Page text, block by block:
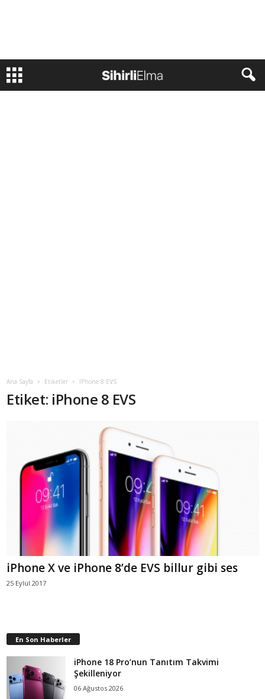
Ana Sayfa Etiketler IPhone 8 EVS
Etiket: iPhone 8 EVS
iPhone X ve iPhone 8’de EVS billur gibi ses
25 Eylül 2017
En Son Haberler
iPhone 18 Pro’nun Tanıtım Takvimi
Şekilleniyor
06 Ağustos 2026